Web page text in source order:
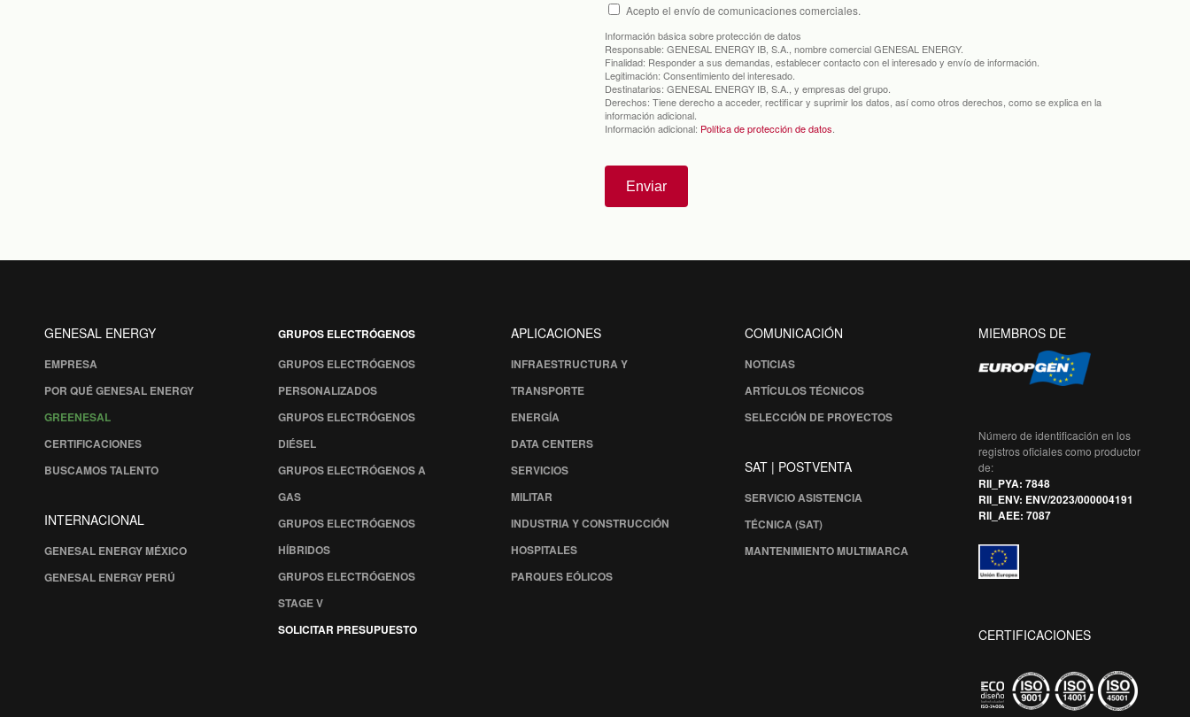
Acepto el envío de comunicaciones comerciales.
Información básica sobre protección de datos
Responsable: GENESAL ENERGY IB, S.A., nombre comercial GENESAL ENERGY.
Finalidad: Responder a sus demandas, establecer contacto con el interesado y envío de información.
Legitimación: Consentimiento del interesado.
Destinatarios: GENESAL ENERGY IB, S.A., y empresas del grupo.
Derechos: Tiene derecho a acceder, rectificar y suprimir los datos, así como otros derechos, como se explica en la
información adicional.
Información adicional: Política de protección de datos
Enviar
GENESAL ENERGY
EMPRESA
POR QUÉ GENESAL ENERGY
GREENESAL
CERTIFICACIONES
BUSCAMOS TALENTO
INTERNACIONAL
GENESAL ENERGY MÉXICO
GENESAL ENERGY PERÚ
GRUPOS ELECTRÓGENOS
GRUPOS ELECTRÓGENOS
PERSONALIZADOS
GRUPOS ELECTRÓGENOS
DIÉSEL
GRUPOS ELECTRÓGENOS A
GAS
GRUPOS ELECTRÓGENOS
HÍBRIDOS
GRUPOS ELECTRÓGENOS
STAGE V
SOLICITAR PRESUPUESTO
APLICACIONES
INFRAESTRUCTURA Y
TRANSPORTE
ENERGÍA
DATA CENTERS
SERVICIOS
MILITAR
INDUSTRIA Y CONSTRUCCIÓN
HOSPITALES
PARQUES EÓLICOS
COMUNICACIÓN
NOTICIAS
ARTÍCULOS TÉCNICOS
SELECCIÓN DE PROYECTOS
SAT | POSTVENTA
SERVICIO ASISTENCIA
TÉCNICA (SAT)
MANTENIMIENTO MULTIMARCA
MIEMBROS DE
Número de identificación en los
registros oficiales como productor
de:
RII_PYA: 7848
RII_ENV: ENV/2023/000004191
RII_AEE: 7087
CERTIFICACIONES